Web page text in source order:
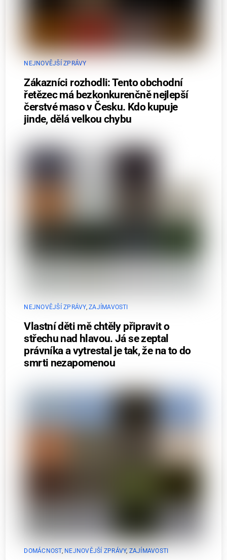
NEJNOVĚJŠÍ ZPRÁVY
Zákazníci rozhodli: Tento obchodní
řetězec má bezkonkurenčně nejlepší
čerstvé maso v Česku. Kdo kupuje
jinde, dělá velkou chybu
NEJNOVĚJŠÍ ZPRÁVY,ZAJÍMAVOSTI
Vlastní děti mě chtěly připravit o
střechu nad hlavou. Já se zeptal
právníka a vytrestal je tak, že na to do
smrti nezapomenou
DOMÁCNOST, NEJNOVĚJŠÍ ZPRÁVY, ZAJÍMAVOSTI